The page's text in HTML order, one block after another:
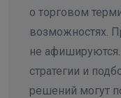
о торговом
возможностях.
не афишируются.
стратегии и
решений могут